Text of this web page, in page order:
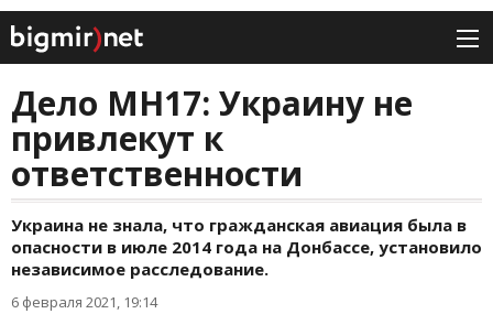
Дело МН17: Украину не
привлекут к
ответственности
Украина не знала, что гражданская авиация была в
опасности в июле 2014 года на Донбассе, установило
независимое расследование.
6 февраля 2021, 19:14